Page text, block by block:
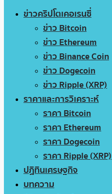
ข่าวคริปโตเคอเรนซี่
ข่าว Bitcoin
ข่าว Ethereum
ข่าว Binance Coin
ข่าว Dogecoin
ข่าว Ripple (XRP)
ราคาและการวิเคราะห์
ราคา Bitcoin
ราคา Ethereum
ราคา Dogecoin
ราคา Ripple (XRP)
ปฏิทินเศรษฐกิจ
บทความ